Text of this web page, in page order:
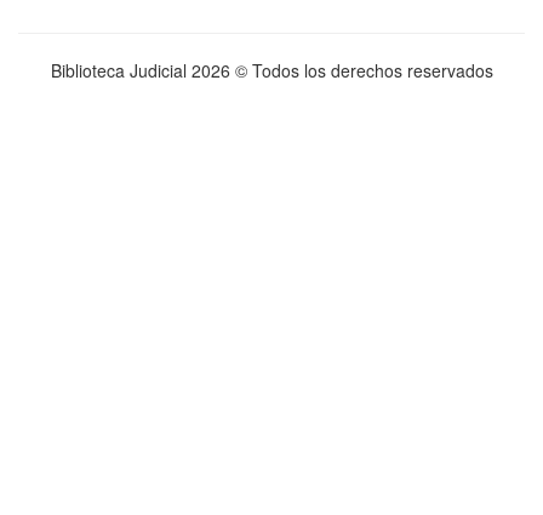
Biblioteca Judicial 2026 © Todos los derechos reservados